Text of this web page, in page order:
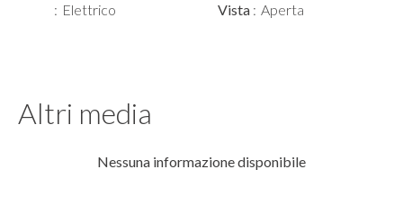
Elettrico
Vista Aperta
Altri media
Nessuna informazione disponibile